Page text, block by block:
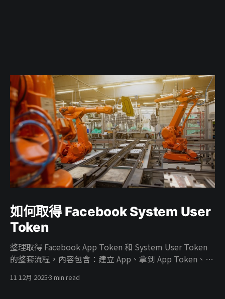
如何取得 Facebook System User
Token
整理取得 Facebook App Token 和 System User Token
的整套流程，內容包含：建立 App、拿到 App Token、在
User、把 App 掛進 Business、開 ads_read／
11 12月 20253 min read